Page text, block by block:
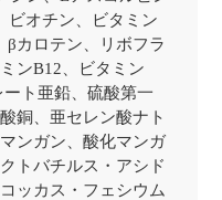
ビオチン、ビタミン
カロテン、リボフラ
ンB12、ビタミン
ト亜鉛、硫酸第一
銅、亜セレン酸ナト
ンガン、酸化マンガ
トバチルス・アシド
ッカス・フェシウム